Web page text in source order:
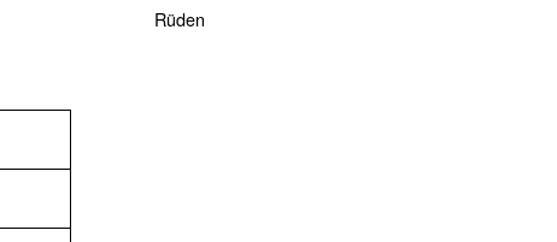
Rüden